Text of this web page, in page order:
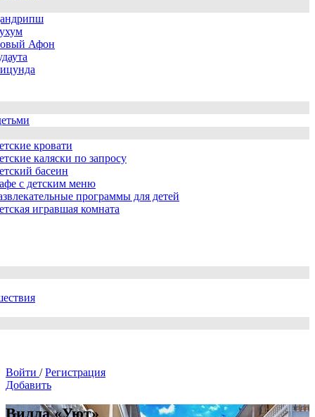
Афон
кровати
каляски по запросу
басеин
с детским меню
программы для детей
игравшая комната
Войти / Регистрация
Добавить
Вилла «Уют»